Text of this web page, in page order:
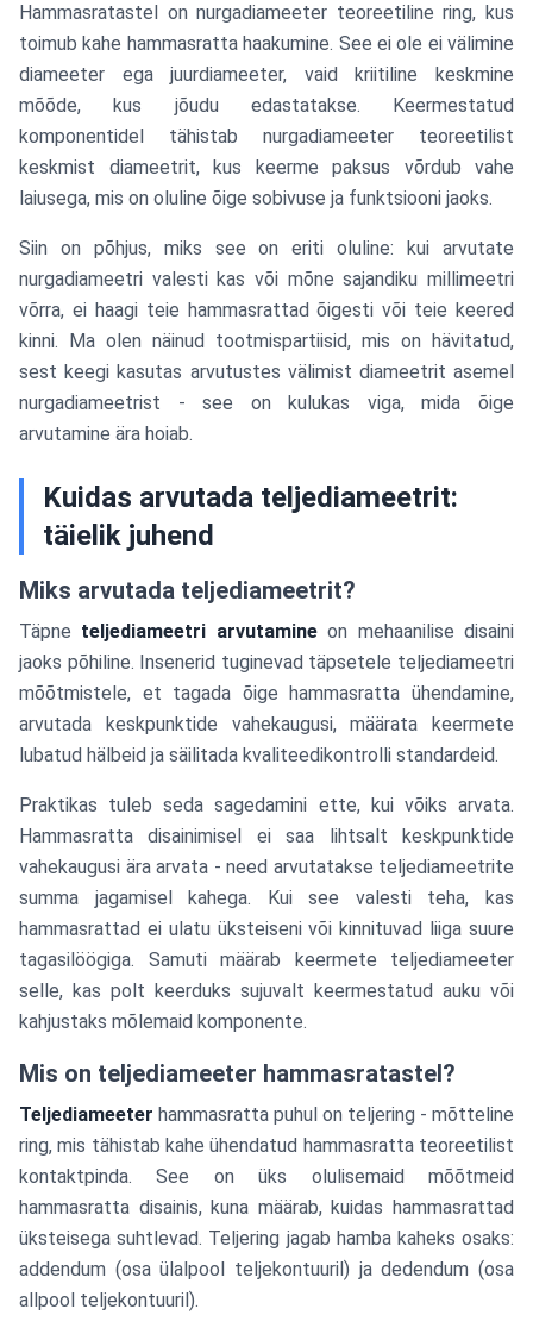
Hammasratastel on nurgadiameeter teoreetiline ring, kus
toimub kahe hammasratta haakumine. See ei ole ei välimine
diameeter ega juurdiameeter, vaid kriitiline keskmine
mõõde, kus jõudu edastatakse. Keermestatud
komponentidel tähistab nurgadiameeter teoreetilist
keskmist diameetrit, kus keerme paksus võrdub vahe
laiusega, mis on oluline õige sobivuse ja funktsiooni jaoks.
Siin on põhjus, miks see on eriti oluline: kui arvutate
nurgadiameetri valesti kas või mõne sajandiku millimeetri
võrra, ei haagi teie hammasrattad õigesti või teie keered
kinni. Ma olen näinud tootmispartiisid, mis on hävitatud,
sest keegi kasutas arvutustes välimist diameetrit asemel
nurgadiameetrist - see on kulukas viga, mida õige
arvutamine ära hoiab.
Kuidas arvutada teljediameetrit:
täielik juhend
Miks arvutada teljediameetrit?
Täpne teljediameetri arvutamineon mehaanilise disaini
jaoks põhiline. Insenerid tuginevad täpsetele teljediameetri
mõõtmistele, et tagada õige hammasratta ühendamine,
arvutada keskpunktide vahekaugusi, määrata keermete
lubatud hälbeid ja säilitada kvaliteedikontrolli standardeid.
Praktikas tuleb seda sagedamini ette, kui võiks arvata.
Hammasratta disainimisel ei saa lihtsalt keskpunktide
vahekaugusi ära arvata - need arvutatakse teljediameetrite
summa jagamisel kahega. Kui see valesti teha, kas
hammasrattad ei ulatu üksteiseni või kinnituvad liiga suure
tagasilöögiga. Samuti määrab keermete teljediameeter
selle, kas polt keerduks sujuvalt keermestatud auku või
kahjustaks mõlemaid komponente.
Mis on teljediameeter hammasratastel?
Teljediameeter hammasratta puhul on teljering - mõtteline
ring, mis tähistab kahe ühendatud hammasratta teoreetilist
kontaktpinda. See on üks olulisemaid mõõtmeid
hammasratta disainis, kuna määrab, kuidas hammasrattad
üksteisega suhtlevad. Teljering jagab hamba kaheks osaks:
addendum (osa ülalpool teljekontuuril) ja dedendum (osa
allpool teljekontuuril).